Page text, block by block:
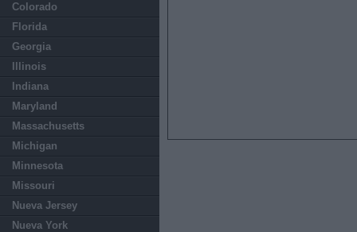
Colorado
Florida
Georgia
Illinois
Indiana
Maryland
Massachusetts
Michigan
Minnesota
Missouri
Nueva Jersey
Nueva York